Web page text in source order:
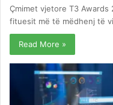
Çmimet vjetore T3
fituesit më të mëdhenj të
Read More »